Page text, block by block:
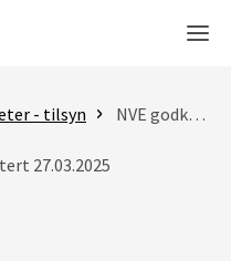
- tilsyn NVE godkjente mer enn 150 planer og gjennomførte nærmere 200 kontroller av vannkraftverk i 2024
27.03.2025